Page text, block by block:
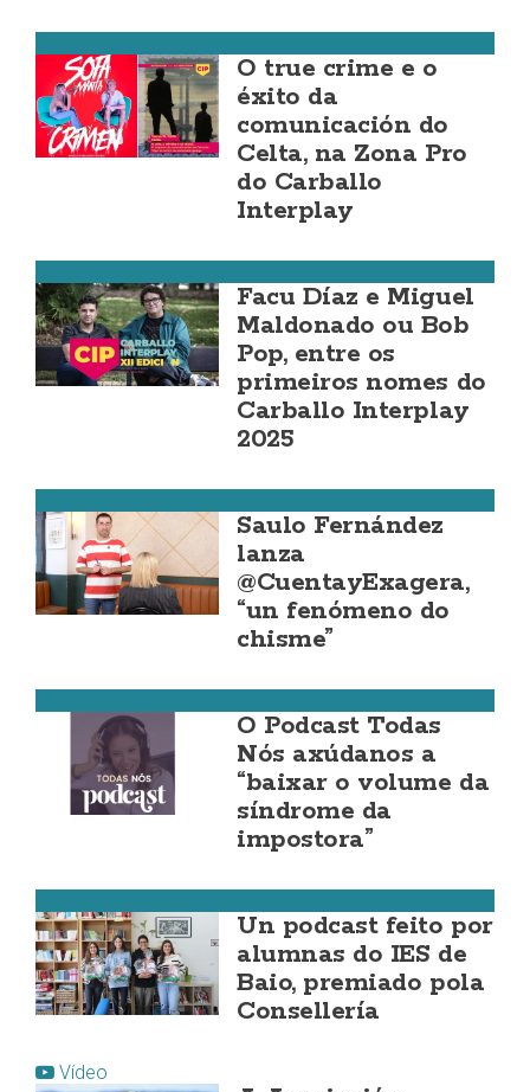
O true crime e o
éxito da
comunicación do
Celta, na Zona Pro
do Carballo
Interplay
Facu Díaz e Miguel
Maldonado ou Bob
Pop, entre os
primeiros nomes do
Carballo Interplay
2025
Saulo Fernández
lanza
@CuentayExagera,
“un fenómeno do
chisme”
O Podcast Todas
Nós axúdanos a
“baixar o volume da
síndrome da
impostora”
Un podcast feito por
alumnas do IES de
Baio, premiado pola
Consellería
Vídeo